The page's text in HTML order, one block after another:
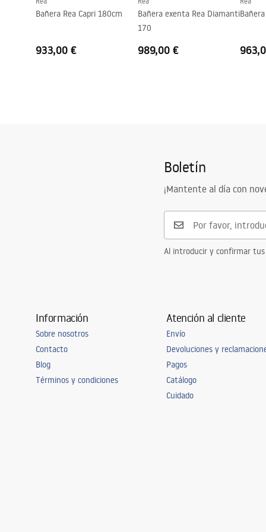
Bañera Rea Capri 180cm
933,00 €
Bañera exenta Rea Diamanti
170
989,00 €
Boletín
¡Mantente al día con
Al introducir y confirmar tus
Información
Sobre nosotros
Contacto
Blog
Términos y condiciones
Atención al cliente
Envío
Devoluciones y
Pagos
Catálogo
Cuidado